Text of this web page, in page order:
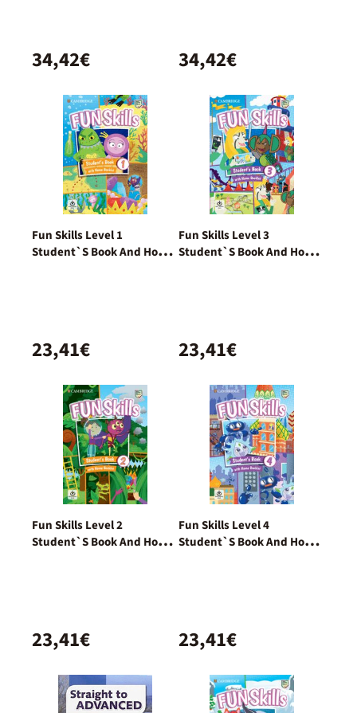
34,42€ 34,42€
Fun Skills Level 1
Student`S Book And Home
23,41€
Fun Skills Level 3
Student`S Book And Home
23,41€
Fun Skills Level 2
Student`S Book And Home
23,41€
Fun Skills Level 4
Student`S Book And Home
23,41€